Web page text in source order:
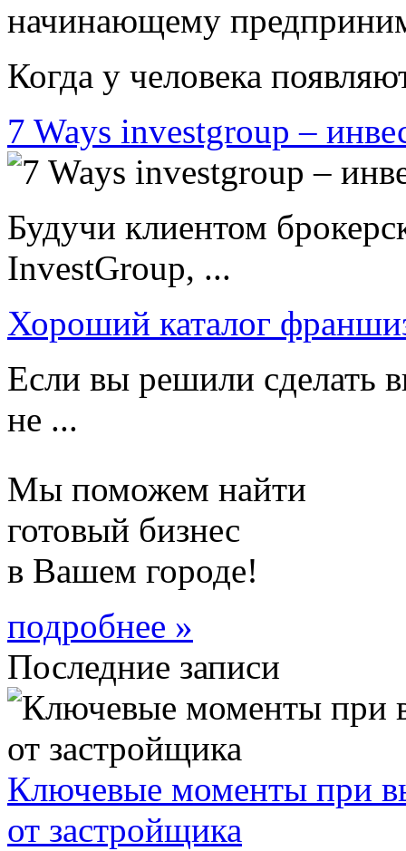
Когда у человека
7 Ways investgroup –
Будучи клиентом
InvestGroup, ...
Хороший каталог
Если вы решили сделать
не ...
Мы поможем найти
готовый бизнес
в Вашем городе!
подробнее »
Последние записи
Ключевые моменты при
от застройщика